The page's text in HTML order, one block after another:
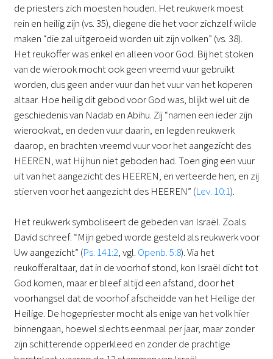
de priesters zich moesten houden. Het reukwerk moest
rein en heilig zijn (vs. 35), diegene die het voor zichzelf wilde
maken “die zal uitgeroeid worden uit zijn volken” (vs. 38).
Het reukoffer was enkel en alleen voor God. Bij het stoken
van de wierook mocht ook geen vreemd vuur gebruikt
worden, dus geen ander vuur dan het vuur van het koperen
altaar. Hoe heilig dit gebod voor God was, blijkt wel uit de
geschiedenis van Nadab en Abihu. Zij “namen een ieder zijn
wierookvat, en deden vuur daarin, en legden reukwerk
daarop, en brachten vreemd vuur voor het aangezicht des
HEEREN, wat Hij hun niet geboden had. Toen ging een vuur
uit van het aangezicht des HEEREN, en verteerde hen; en zij
stierven voor het aangezicht des HEEREN” (Lev. 10:1).
Het reukwerk symboliseert de gebeden van Israël. Zoals
David schreef: “Mijn gebed worde gesteld als reukwerk voor
Uw aangezicht” (Ps. 141:2, vgl. Openb. 5:8). Via het
reukofferaltaar, dat in de voorhof stond, kon Israël dicht tot
God komen, maar er bleef altijd een afstand, door het
voorhangsel dat de voorhof afscheidde van het Heilige der
Heilige. De hogepriester mocht als enige van het volk hier
binnengaan, hoewel slechts eenmaal per jaar, maar zonder
zijn schitterende opperkleed en zonder de prachtige